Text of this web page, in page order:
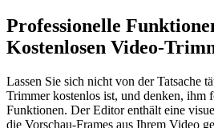
Professionelle
Kostenlosen Video-
Lassen Sie sich nicht von der Tatsache
Trimmer kostenlos ist, und denken, ihm
Funktionen. Der Editor enthält eine
die Vorschau-Frames aus Ihrem Video